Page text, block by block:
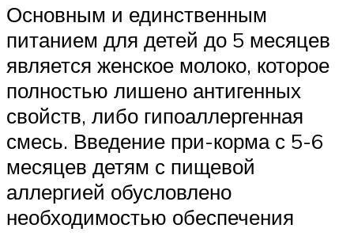
Основным и единственным
питанием для детей до 5 месяцев
является женское молоко, которое
полностью лишено антигенных
свойств, либо гипоаллергенная
смесь. Введение при-корма с 5-6
месяцев детям с пищевой
аллергией обусловлено
необходимостью обеспечения